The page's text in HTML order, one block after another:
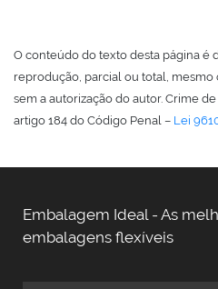
O conteúdo do texto desta página é
reprodução, parcial ou total, mesmo
sem a autorização do autor. Crime
artigo 184 do Código Penal – Lei
Embalagem Ideal - As
embalagens flexíveis